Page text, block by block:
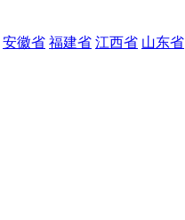
安徽省 福建省 江西省 山东省